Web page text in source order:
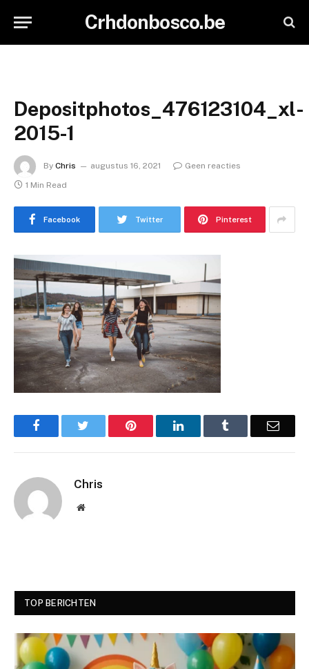
Crhdonbosco.be
Depositphotos_476123104_xl-
2015-1
By Chris augustus 16, 2021
Geen reacties
1 Min Read
Facebook Twitter Pinterest
Facebook Pinterest LinkedIn Email
Chris
Website
TOP BERICHTEN